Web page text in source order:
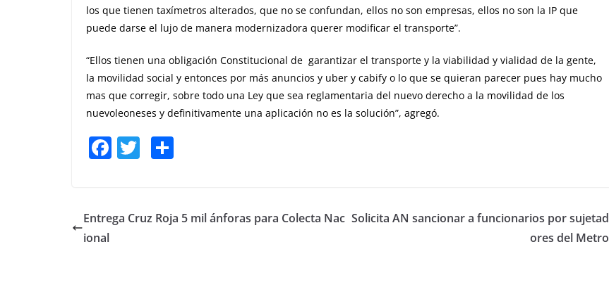
los que tienen taxímetros alterados, que no se confundan, ellos no son empresas, ellos no son la IP que
puede darse el lujo de manera modernizadora querer modificar el transporte”.
“Ellos tienen una obligación Constitucional de garantizar el transporte y la viabilidad y vialidad de la gente,
la movilidad social y entonces por más anuncios y uber y cabify o lo que se quieran parecer pues hay mucho
mas que corregir, sobre todo una Ley que sea reglamentaria del nuevo derecho a la movilidad de los
nuevoleoneses y definitivamente una aplicación no es la solución”, agregó.
F
e
T
er e
Entrega Cruz Roja 5 mil ánforas para Colecta Nac
ional
Solicita AN sancionar a funcionarios por sujetad
ores del Metro